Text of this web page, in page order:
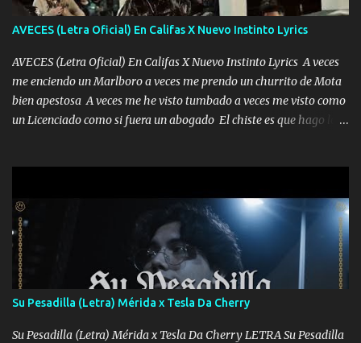
AVECES (Letra Oficial) En Califas X Nuevo Instinto Lyrics
AVECES (Letra Oficial) En Califas X Nuevo Instinto Lyrics A veces
me enciendo un Marlboro a veces me prendo un churrito de Mota
bien apestosa A veces me he visto tumbado a veces me visto como
un Licenciado como si fuera un abogado El chiste es que hago lo
corriente no quieren verte subir de level trucha mis plebes Música
A veces me pongo un sombrero a veces me ven la cachucha de lado
con la mirada siempre en alto A veces me fajó una super o a veces
me fajó una Glock siempre armado todas las generaciones yo
traigo El chiste es que hago lo que quiero pues así soy me mandó
yo tengo el control a todos yo les paro el dedo soy hocicon un
malcriado un malandrón Que Les importa no saben nada falsas
las risas las que me miran hay gente corriente no quieren ve...
Su Pesadilla (Letra) Mérida x Tesla Da Cherry
Su Pesadilla (Letra) Mérida x Tesla Da Cherry LETRA Su Pesadilla